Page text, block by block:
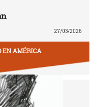
27/03/2026
EN AMÉRICA